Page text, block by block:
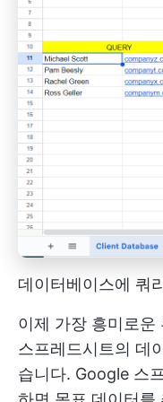
데이터베이스에 쿼
이제 가장 흥미로운
스프레드시트의 데
습니다. Google 스